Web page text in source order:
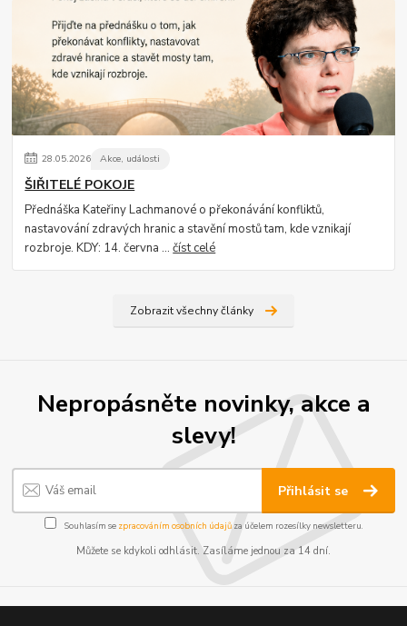
28.05.2026 Akce, události
ŠIŘITELÉ POKOJE
Přednáška Kateřiny Lachmanové o překonávání konfliktů,
nastavování zdravých hranic a stavění mostů tam, kde vznikají
rozbroje. KDY: 14. června ...číst celé
Zobrazit všechny články
Nepropásněte novinky, akce a
slevy!
Přihlásit se
Souhlasím se zpracováním osobních údajůza účelem rozesílky newsletteru.
Můžete se kdykoli odhlásit. Zasíláme jednou za 14 dní.